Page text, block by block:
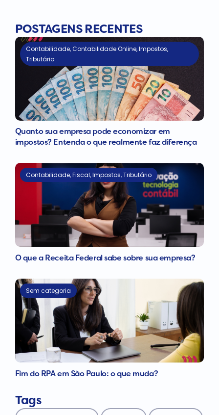
POSTAGENS RECENTES
Contabilidade,Contabilidade Online,Impostos,
Tributário
Quanto sua empresa pode economizar em
impostos? Entenda o que realmente faz diferença
Contabilidade,Fiscal,Impostos,Tributário
O que a Receita Federal sabe sobre sua empresa?
Sem categoria
Fim do RPA em São Paulo: o que muda?
Tags